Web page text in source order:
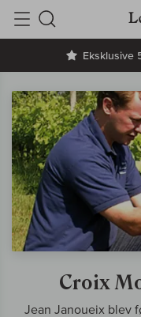
Eksklusive
Søg
Croix
Jean Janoueix blev